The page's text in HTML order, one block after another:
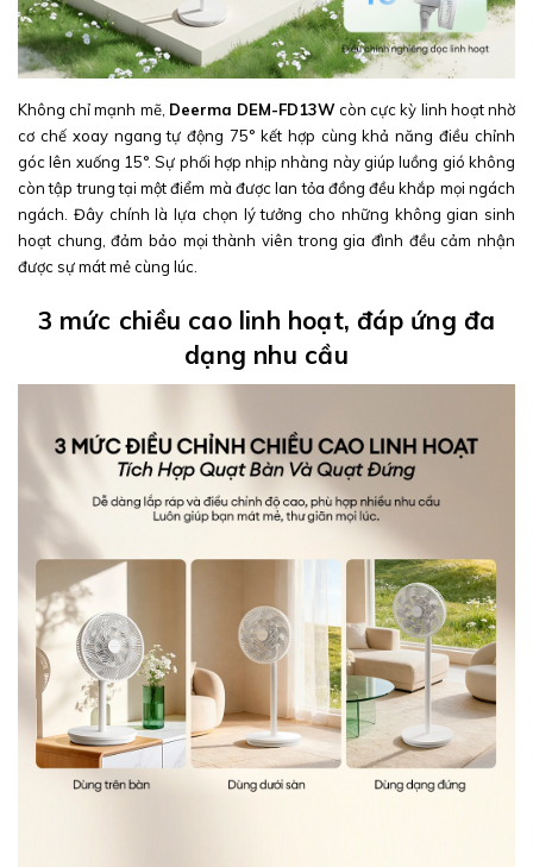
Không chỉ mạnh mẽ, Deerma DEM-FD13Wcòn cực kỳ linh hoạt nhờ
cơ chế xoay ngang tự động 75° kết hợp cùng khả năng điều chỉnh
góc lên xuống 15°. Sự phối hợp nhịp nhàng này giúp luồng gió không
còn tập trung tại một điểm mà được lan tỏa đồng đều khắp mọi ngách
ngách. Đây chính là lựa chọn lý tưởng cho những không gian sinh
hoạt chung, đảm bảo mọi thành viên trong gia đình đều cảm nhận
được sự mát mẻ cùng lúc.
3 mức chiều cao linh hoạt, đáp ứng đa
dạng nhu cầu